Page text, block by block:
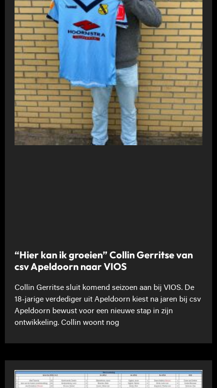
“Hier kan ik groeien” Collin Gerritse van
csv Apeldoorn naar VIOS
Collin Gerritse sluit komend seizoen aan bij VIOS. De
18-jarige verdediger uit Apeldoorn kiest na jaren bij csv
Apeldoorn bewust voor een nieuwe stap in zijn
ontwikkeling. Collin woont nog